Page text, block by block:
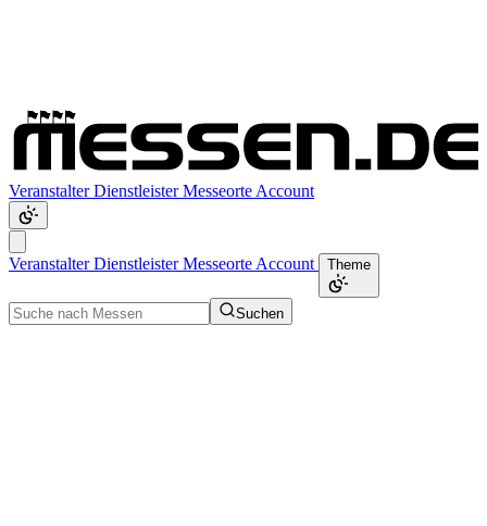
VeranstalterDienstleisterMesseorte Account
VeranstalterDienstleisterMesseorte Account Theme
Suchen